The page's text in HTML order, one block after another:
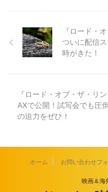
『ロード・
ついに配信
時がきた！
『ロード・オブ・ザ・リ
AXで公開！試写会でも圧
の迫力をぜひ！
ホーム お問い合わせフ
映画＆海